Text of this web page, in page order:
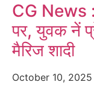
CG News :
पर, युवक नें
मैरिज शादी
October 10, 2025